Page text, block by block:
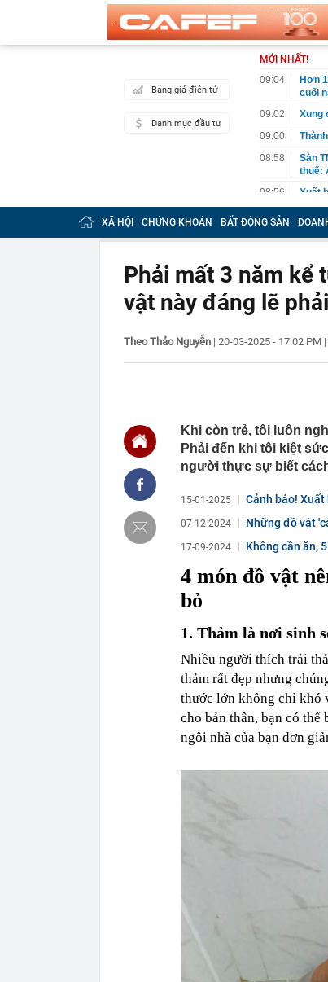
Bảng giá điện tử
Danh mục đầu tư
MỚI NHẤT!
09:04
Hơn
cuối
09:02
Xung
09:00
08:58
Sàn
thuế:
08:56
Xuất
08:56
Vì
08:45
Giáo
một
Gạo
Mỹ
08:26
CEO
giờ là
tiếng
08:25
08:18
báo
08:12
Công
XÃ HỘI CHỨNG KHOÁN BẤT ĐỘNG SẢN
Phải mất 3 năm kể
vật này đáng lẽ
Theo Thảo Nguyễn | 20-03-2025 - 17:02 PM |
Khi còn trẻ, tôi luôn
Phải đến khi tôi kiệt
người thực sự biết
15-01-2025 Cảnh báo!
07-12-2024 Những đồ vật
17-09-2024 Không cần ăn,
4 món đồ vật
bỏ
1. Thảm là nơi sinh
Nhiều người thích trải
thảm rất đẹp nhưng
thước lớn không chỉ khó
cho bản thân, bạn có
ngôi nhà của bạn đơn